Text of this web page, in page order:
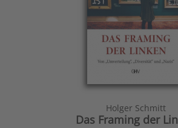
Holger Schmitt
Das Framing der